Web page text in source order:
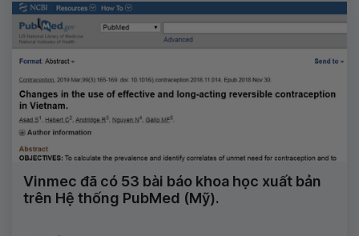
Vinmec đã có 53 bài báo khoa học xuất bản
trên Hệ thống PubMed (Mỹ).